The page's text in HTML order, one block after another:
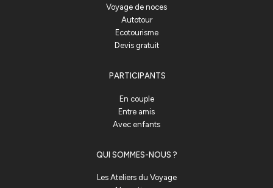
Voyage de noces
Autotour
Ecotourisme
Devis gratuit
PARTICIPANTS
En couple
Entre amis
Avec enfants
QUI SOMMES-NOUS ?
Les Ateliers du Voyage